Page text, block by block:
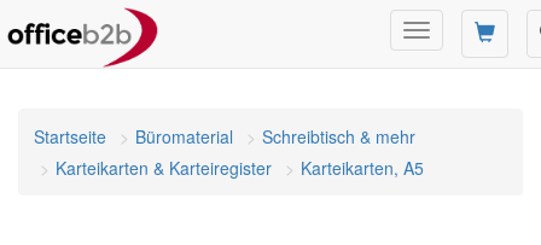
Navigation
umschalten
Startseite Büromaterial
Schreibtisch & mehr
Karteikarten & Karteiregister
Karteikarten, A5